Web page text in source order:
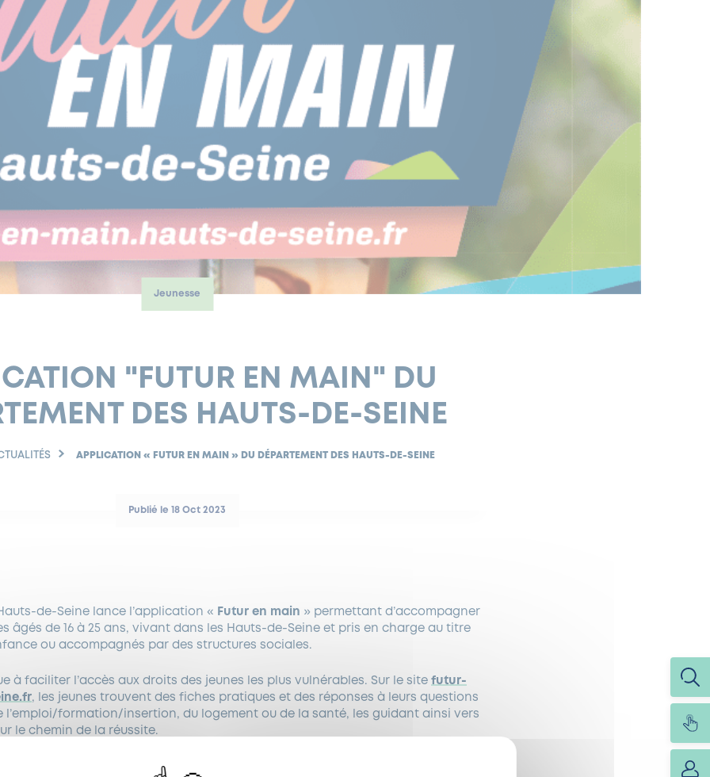
Jeunesse
"FUTUR EN MAIN" DU
DES HAUTS-DE-SEINE
APPLICATION « FUTUR EN MAIN » DU DÉPARTEMENT DES HAUTS-DE-SEINE
Publié le 18 Oct 2023
de-Seine lance l’application « Futur en main » permettant d’accompagner
âgés de 16 à 25 ans, vivant dans les Hauts-de-Seine et pris en charge au titre
ou accompagnés par des structures sociales.
à faciliter l’accès aux droits des jeunes les plus vulnérables. Sur le site futur-
, les jeunes trouvent des fiches pratiques et des réponses à leurs questions
l’emploi/formation/insertion, du logement ou de la santé, les guidant ainsi vers
le chemin de la réussite.
une partie accessible à tous ainsi que des espaces sécurisés destinés aux